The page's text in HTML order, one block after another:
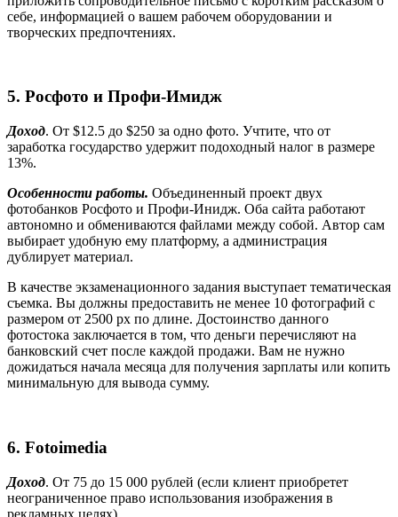
себе, информацией о вашем рабочем оборудовании и
творческих предпочтениях.
5. Росфото и Профи-Имидж
Доход. От $12.5 до $250 за одно фото. Учтите, что от
заработка государство удержит подоходный налог в размере
13%.
Особенности работы. Объединенный проект двух
фотобанков Росфото и Профи-Инидж. Оба сайта работают
автономно и обмениваются файлами между собой. Автор сам
выбирает удобную ему платформу, а администрация
дублирует материал.
В качестве экзаменационного задания выступает тематическая
съемка. Вы должны предоставить не менее 10 фотографий с
размером от 2500 px по длине. Достоинство данного
фотостока заключается в том, что деньги перечисляют на
банковский счет после каждой продажи. Вам не нужно
дожидаться начала месяца для получения зарплаты или копить
минимальную для вывода сумму.
6. Fotoimedia
Доход. От 75 до 15 000 рублей (если клиент приобретет
неограниченное право использования изображения в
рекламных целях).